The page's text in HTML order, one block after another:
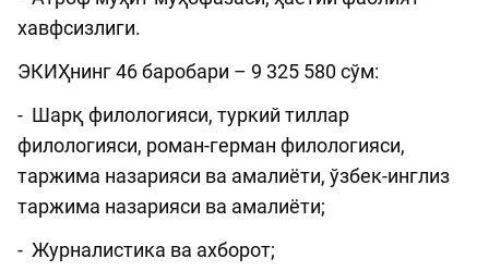
хавфсизлиги.
ЭКИҲнинг 46 баробари – 9 325 580 сўм:
- Шарқ филологияси, туркий тиллар
филологияси, роман-герман филологияси,
таржима назарияси ва амалиёти, ўзбек-инглиз
таржима назарияси ва амалиёти;
- Журналистика ва ахборот;